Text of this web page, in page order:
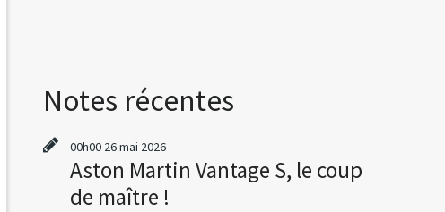
Notes récentes
00h00 26mai 2026
Aston Martin Vantage S, le coup
de maître !